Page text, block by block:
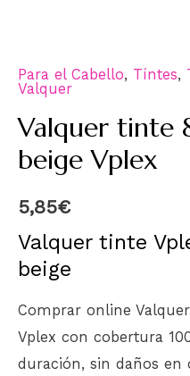
Para el Cabello, Tíntes,
Valquer
Valquer tinte
beige Vplex
5,85€
Valquer tinte
beige
Comprar online
Vplex con cobertura
duración, sin daños en